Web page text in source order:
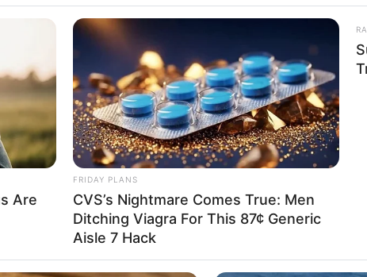
Projektes sind Affiliate-Angebote integriert. Wenn etwas
dass sich dadurch der Preis ändert.
Are
FRIDAY PLANS
CVS’s Nightmare Comes True: Men
Ditching Viagra For This 87¢ Generic
Aisle 7 Hack